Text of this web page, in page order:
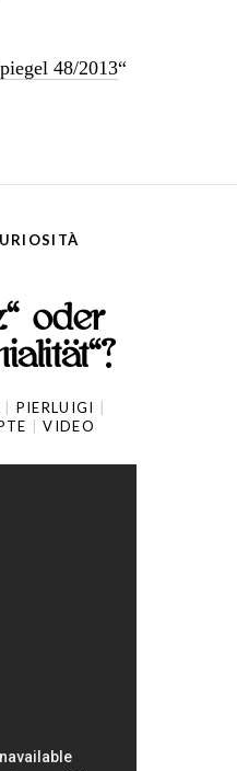
48/2013“
oder
PIERLUIGI
VIDEO